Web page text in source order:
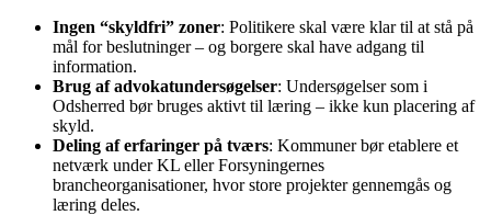
Ingen “skyldfri” zoner: Politikere skal være klar til at stå på
mål for beslutninger – og borgere skal have adgang til
information.
Brug af advokatundersøgelser: Undersøgelser som i
Odsherred bør bruges aktivt til læring – ikke kun placering af
skyld.
Deling af erfaringer på tværs: Kommuner bør etablere et
netværk under KL eller Forsyningernes
brancheorganisationer, hvor store projekter gennemgås og
læring deles.